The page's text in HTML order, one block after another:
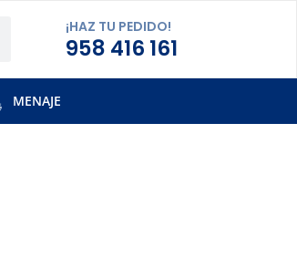
¡HAZ TU PEDIDO!
958 416 161
MENAJE